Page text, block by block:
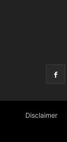
Disclaimer